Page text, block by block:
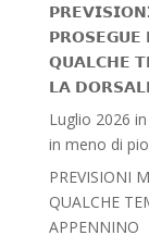
𝗣𝗥𝗢𝗦𝗘𝗚𝗨𝗘
𝗤𝗨𝗔𝗟𝗖𝗛𝗘
𝗟𝗔
Luglio 2026
in meno di
PREVISIONI
QUALCHE
APPENNINO